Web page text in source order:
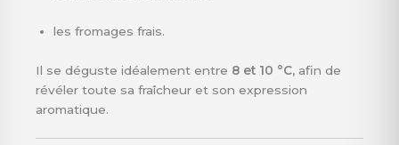
les fromages frais.
Il se déguste idéalement entre 8 et 10 °C, afin de
révéler toute sa fraîcheur et son expression
aromatique.